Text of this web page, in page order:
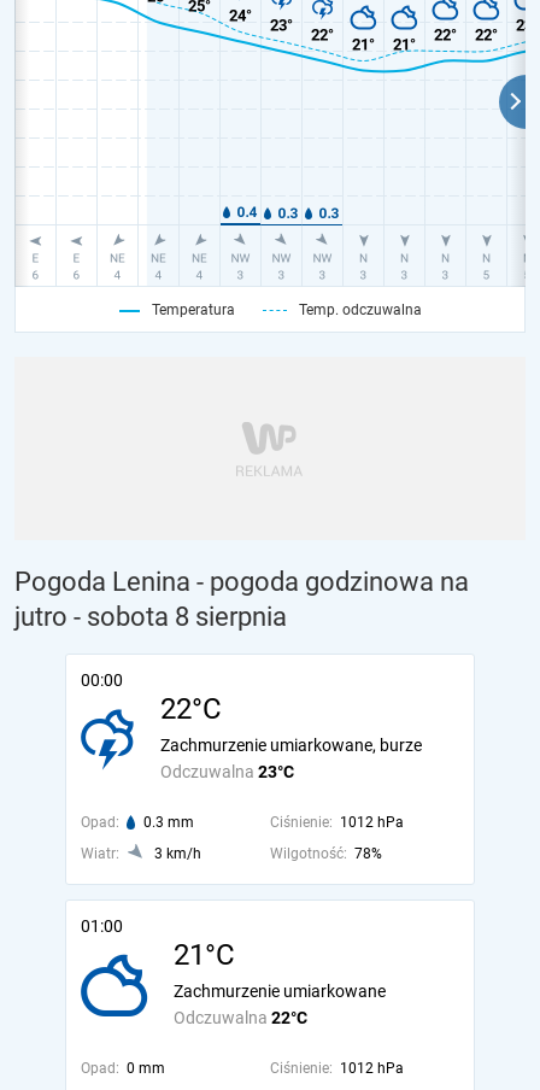
Temperatura Temp. odczuwalna
Pogoda Lenina - pogoda godzinowa na
jutro - sobota 8 sierpnia
00:00
22°C
Odczuwalna 23°C
Zachmurzenie umiarkowane, burze
Opad: 0.3 mm Ciśnienie: 1012 hPa
Wiatr:
3 km/h Wilgotność: 78%
01:00
21°C
Odczuwalna 22°C
Zachmurzenie umiarkowane
Opad: 0 mm Ciśnienie: 1012 hPa